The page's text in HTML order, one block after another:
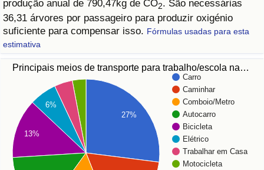
produção anual de 790,47kg de CO2. São necessárias
36,31 árvores por passageiro para produzir oxigénio
suficiente para compensar isso. Fórmulas usadas para esta
estimativa
Principais meios de transporte para trabalho/escola na…
Carro
Caminhar
Comboio/Metro
Autocarro
Bicicleta
Elétrico
Trabalhar em Casa
Motocicleta
27%
6%
13%
Indicador de Crime
Índice de criminalidade por país
Saúde
Indicador de Saúde (Atual)
Indicador de Saúde
Indicador de Saúde por País